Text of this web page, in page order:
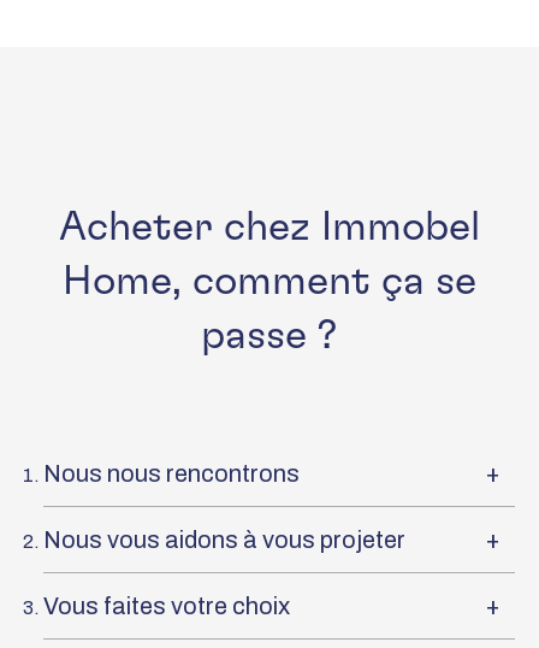
Acheter chez Immobel
Home, comment ça se
passe ?
Nous nous rencontrons +
Nous vous aidons à vous projeter +
Vous faites votre choix +